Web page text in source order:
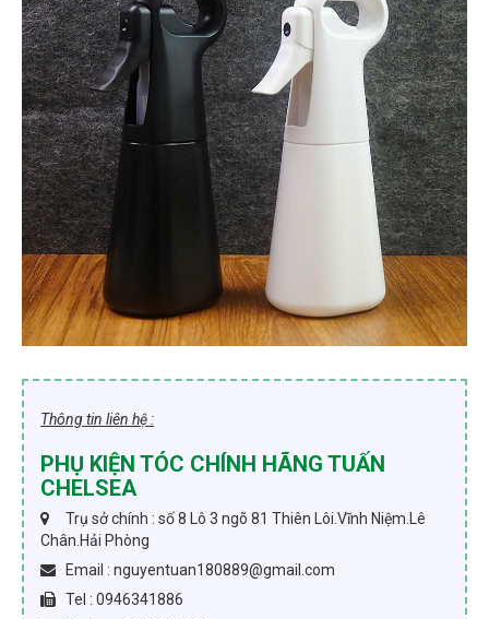
Thông tin liên hệ :
PHỤ KIỆN TÓC CHÍNH HÃNG TUẤN
CHELSEA
Trụ sở chính : số 8 Lô 3 ngõ 81 Thiên Lôi.Vĩnh Niệm.Lê
Chân.Hải Phòng
Email : nguyentuan180889@gmail.com
Tel : 0946341886